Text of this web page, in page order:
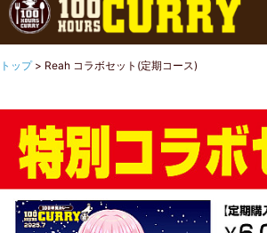
トップ > Reah コラボセット(定期コース)